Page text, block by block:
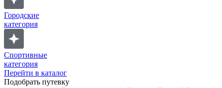
Городские
категория
Спортивные
категория
Перейти в каталог
Подобрать путевку